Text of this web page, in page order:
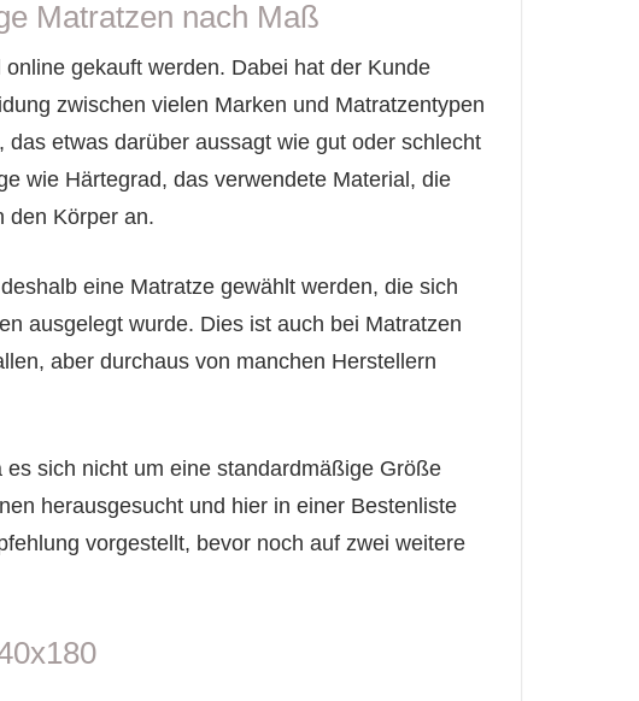
Matratzen nach Maß
gekauft werden. Dabei hat der Kunde
zwischen vielen Marken und Matratzentypen
etwas darüber aussagt wie gut oder schlecht
wie Härtegrad, das verwendete Material, die
den Körper an.
eine Matratze gewählt werden, die sich
ausgelegt wurde. Dies ist auch bei Matratzen
aber durchaus von manchen Herstellern
sich nicht um eine standardmäßige Größe
herausgesucht und hier in einer Bestenliste
vorgestellt, bevor noch auf zwei weitere